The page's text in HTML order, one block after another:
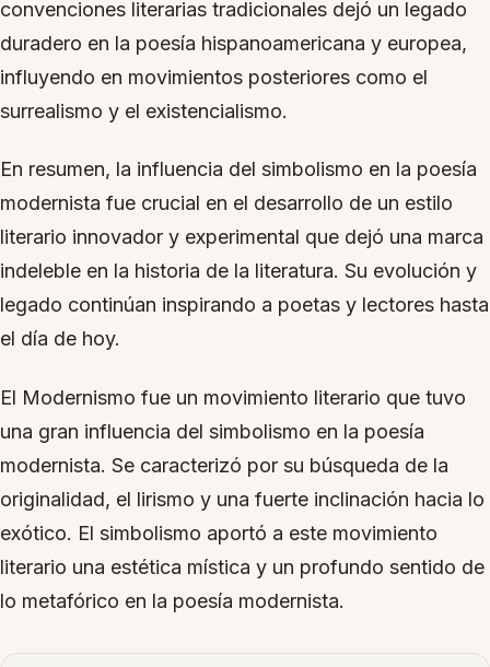
convenciones literarias tradicionales dejó un legado
duradero en la poesía hispanoamericana y europea,
influyendo en movimientos posteriores como el
surrealismo y el existencialismo.
En resumen, la influencia del simbolismo en la poesía
modernista fue crucial en el desarrollo de un estilo
literario innovador y experimental que dejó una marca
indeleble en la historia de la literatura. Su evolución y
legado continúan inspirando a poetas y lectores hasta
el día de hoy.
El Modernismo fue un movimiento literario que tuvo
una gran influencia del simbolismo en la poesía
modernista. Se caracterizó por su búsqueda de la
originalidad, el lirismo y una fuerte inclinación hacia lo
exótico. El simbolismo aportó a este movimiento
literario una estética mística y un profundo sentido de
lo metafórico en la poesía modernista.